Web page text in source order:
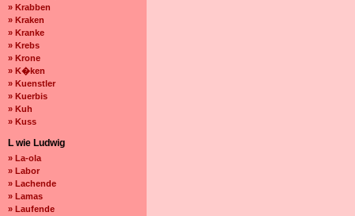
» Krabben
» Kraken
» Kranke
» Krebs
» Krone
» K�ken
» Kuenstler
» Kuerbis
» Kuh
» Kuss
L wie Ludwig
» La-ola
» Labor
» Lachende
» Lamas
» Laufende